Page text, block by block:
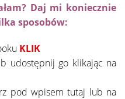
Daj mi koniecznie
sposobów:
KLIK
udostępnij go klikając na
pod wpisem tutaj lub na